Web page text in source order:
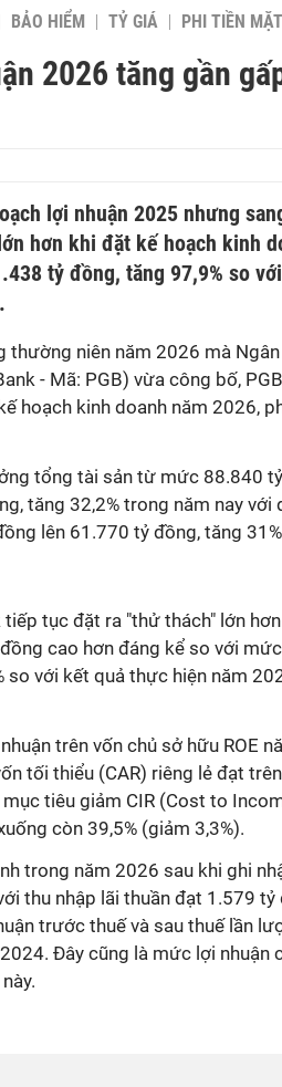
BẢO HIỂM TỶ GIÁ PHI TIỀN MẶT
2026 tăng gần
lợi nhuận 2025 nhưng
hơn khi đặt kế hoạch kinh
tỷ đồng, tăng 97,9% so
niên năm 2026 mà Ngân
- Mã: PGB) vừa công bố,
hoạch kinh doanh năm 2026,
tổng tài sản từ mức 88.840
tăng 32,2% trong năm nay với
lên 61.770 tỷ đồng, tăng
tục đặt ra "thử thách" lớn
cao hơn đáng kể so với
với kết quả thực hiện năm
trên vốn chủ sở hữu ROE
tối thiểu (CAR) riêng lẻ đạt trên
tiêu giảm CIR (Cost to
còn 39,5% (giảm 3,3%).
trong năm 2026 sau khi ghi
thu nhập lãi thuần đạt 1.579 tỷ
trước thuế và sau thuế lần
Đây cũng là mức lợi nhuận